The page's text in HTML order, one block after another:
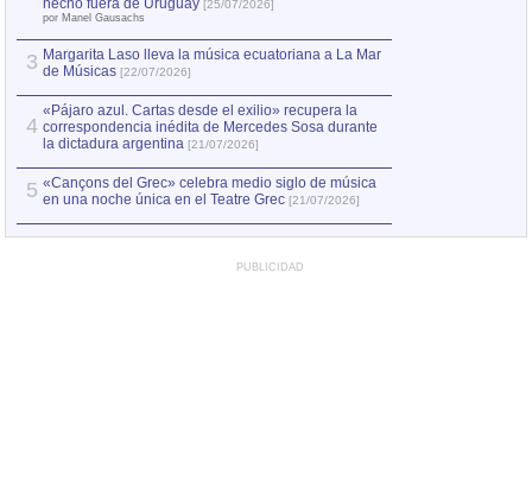
hecho fuera de Uruguay [25/07/2026]
por Manel Gausachs
3 Margarita Laso lleva la música ecuatoriana a La Mar
de Músicas [22/07/2026]
4
«Pájaro azul. Cartas desde el exilio» recupera la
correspondencia inédita de Mercedes Sosa durante
la dictadura argentina [21/07/2026]
5 «Cançons del Grec» celebra medio siglo de música
en una noche única en el Teatre Grec [21/07/2026]
PUBLICIDAD